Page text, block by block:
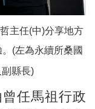
主任(中)分享地方
(左為永續所桑國
縣長)
任馬祖行政